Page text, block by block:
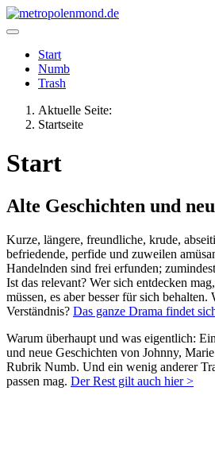
Start
Numb
Trash
Aktuelle Seite:
Startseite
Start
Alte Geschichten und
Kurze, längere, freundliche, krude,
befriedende, perfide und zuweilen
Handelnden sind frei erfunden;
Ist das relevant? Wer sich entdecken
müssen, es aber besser für sich behalten.
Verständnis? Das ganze Drama findet
Warum überhaupt und was eigentlich:
und neue Geschichten von Johnny,
Rubrik Numb. Und ein wenig anderer
passen mag. Der Rest gilt auch hier >